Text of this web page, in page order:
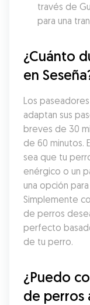
través de
para una
¿Cuánto
en
Los
adaptan sus
breves de 30
de 60 minutos.
sea que tu
enérgico o un
una opción
Simplemente
de perros
perfecto
de tu perro.
¿Puedo
de perros